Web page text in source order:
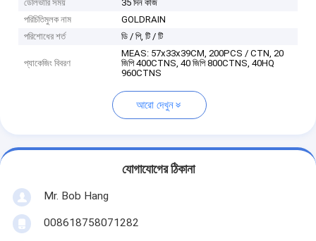
ডেলিভারি সময়
35 দিন কাজ
পরিচিতিমুলক নাম
GOLDRAIN
পরিশোধের শর্ত
ডি / পি, টি / টি
প্যাকেজিং বিবরণ
MEAS: 57x33x39CM, 200PCS / CTN, 20
জিপি 400CTNS, 40 জিপি 800CTNS, 40HQ
960CTNS
আরো দেখুন
যোগাযোগের ঠিকানা
Mr. Bob Hang
008618758071282